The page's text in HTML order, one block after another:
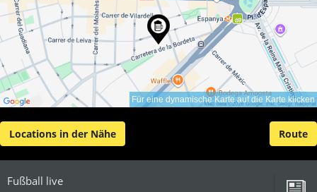
Für eine dynamische Karte auf die Karte klicken
Locations in der Nähe Route
Fußball live